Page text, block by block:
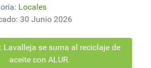
Locales
30 Junio 2026
Lavalleja se suma al reciclaje de
aceite con ALUR.